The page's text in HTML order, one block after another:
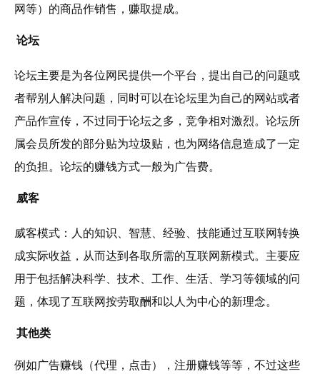
网等）的商品作销售，赚取提成。
论坛
论坛主要是为各位网民提供一个平台，提出自己的问题或
者帮别人解决问题，同时可以在论坛里为自己的网站或者
产品作宣传，不过同于论坛之多，竞争相对激烈。论坛所
属会员所发的部分贴为垃圾贴，也为网络信息造成了一定
的负担。论坛的赚钱方式一般为广告费。
威客
威客模式：人的知识、智慧、经验、技能通过互联网转换
成实际收益，从而达到各取所需的互联网新模式。主要应
用于包括解决科学、技术、工作、生活、学习等领域的问
题，体现了互联网按劳取酬和以人为中心的新理念。
其他类
例如广告赚钱（代理，点击），注册赚钱等等，不过这些